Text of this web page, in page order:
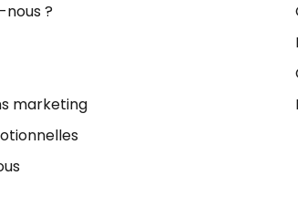
nous ?
marketing